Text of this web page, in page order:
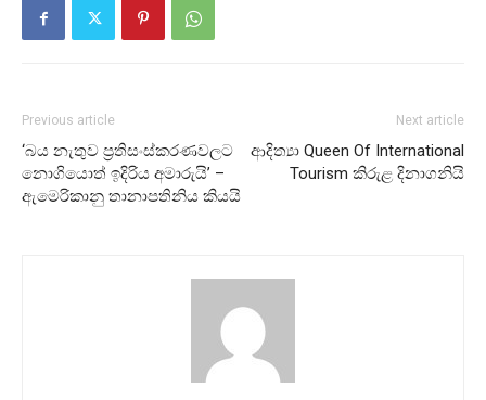
Previous article
‘බය නැතුව ප්‍රතිසංස්කරණවලට
නොගියොත් ඉදිරිය අමාරුයි’ –
ඇමෙරිකානු තානාපතිනිය කියයි
Next article
ආදිත්‍යා Queen Of International
Tourism කිරුළ දිනාගනියි